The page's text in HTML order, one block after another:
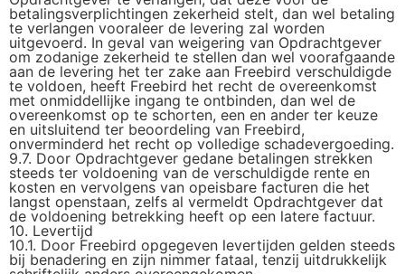
betalingsverplichtingen zekerheid stelt, dan wel betaling
te verlangen vooraleer de levering zal worden
uitgevoerd. In geval van weigering van Opdrachtgever
om zodanige zekerheid te stellen dan wel voorafgaande
aan de levering het ter zake aan Freebird verschuldigde
te voldoen, heeft Freebird het recht de overeenkomst
met onmiddellijke ingang te ontbinden, dan wel de
overeenkomst op te schorten, een en ander ter keuze
en uitsluitend ter beoordeling van Freebird,
onverminderd het recht op volledige schadevergoeding.
9.7. Door Opdrachtgever gedane betalingen strekken
steeds ter voldoening van de verschuldigde rente en
kosten en vervolgens van opeisbare facturen die het
langst openstaan, zelfs al vermeldt Opdrachtgever dat
de voldoening betrekking heeft op een latere factuur.
10. Levertijd
10.1. Door Freebird opgegeven levertijden gelden steeds
bij benadering en zijn nimmer fataal, tenzij uitdrukkelijk